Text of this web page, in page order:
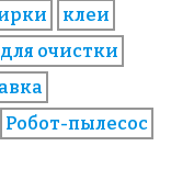
клеи
очистки
Робот-пылесос